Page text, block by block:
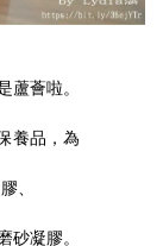
薈啦。
養品，為
、
凝膠。